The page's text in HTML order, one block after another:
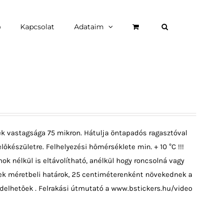
Kapcsolat Adataim
vastagsága 75 mikron. Hátulja öntapadós ragasztóval
Felhelyezési hőmérséklete min. + 10 °C !!!
nélkül is eltávolítható, anélkül hogy roncsolná vagy
méretbeli határok, 25 centiméterenként növekednek a
. Felrakási útmutató a www.bstickers.hu/video